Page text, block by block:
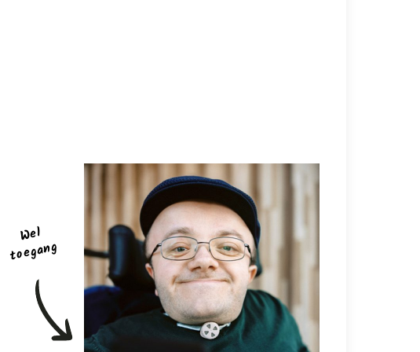
Wel
toega
ng